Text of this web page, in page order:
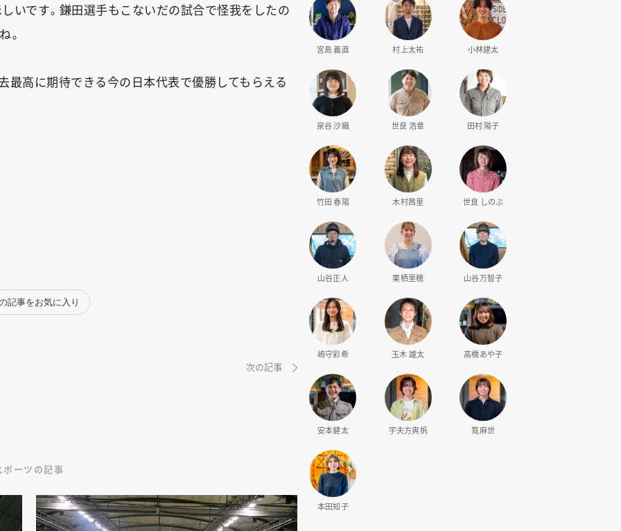
いです。鎌田選手もこないだの試合で怪我をしたの
。
最高に期待できる今の日本代表で優勝してもらえる
記事をお気に入り
次の記事
ポーツの記事
宮島 義直 村上太祐 小林建太
泉谷 沙織 世良 浩章 田村 陽子
竹田 春陽 木村茜里 世良 しのぶ
山谷正人 栗栖里穂 山谷万智子
嶋守彩希 玉木 雄太 高橋あや子
安本健太 宇夫方爽帆 筧麻世
本田知子